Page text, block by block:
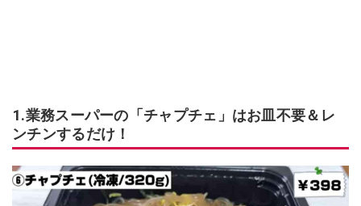
1.業務スーパーの「チャプチェ」はお皿不要＆レ
ンチンするだけ！